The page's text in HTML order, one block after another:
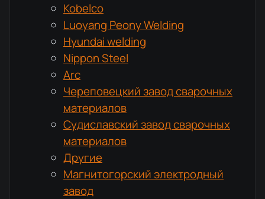
Kobelco
Luoyang Peony Welding
Hyundai welding
Nippon Steel
Arc
Череповецкий завод сварочных
материалов
Судиславский завод сварочных
материалов
Другие
Магнитогорский электродный
завод